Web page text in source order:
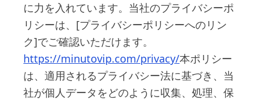
に力を入れています。当社のプライバシーポ
リシーは、[プライバシーポリシーへのリン
ク]でご確認いただけます。
https://minutovip.com/privacy/本ポリシー
は、適用されるプライバシー法に基づき、当
社が個人データをどのように収集、処理、保